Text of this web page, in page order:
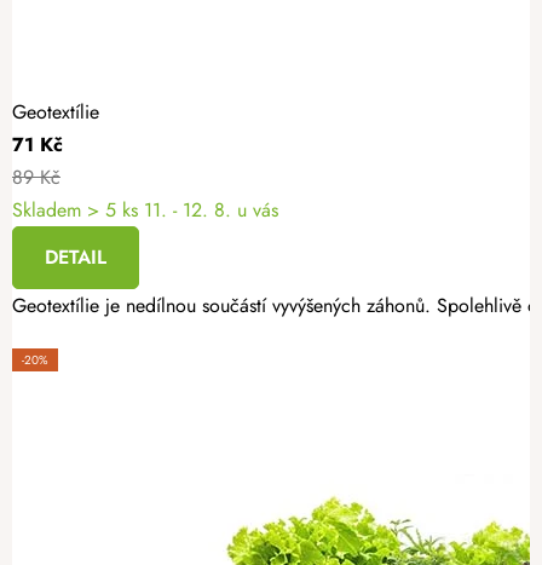
Geotextílie
71 Kč
89 Kč
Skladem > 5 ks 11. - 12. 8. u vás
DETAIL
Geotextílie je nedílnou součástí vyvýšených záhonů.
-20%